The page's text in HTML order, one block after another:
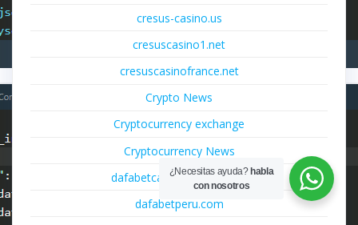
cresus-casino.us
cresuscasino1.net
cresuscasinofrance.net
Crypto News
Cryptocurrency exchange
Cryptocurrency News
dafabetcasinoespana.com
dafabetperu.com
¿Necesitas ayuda? habla
con nosotros